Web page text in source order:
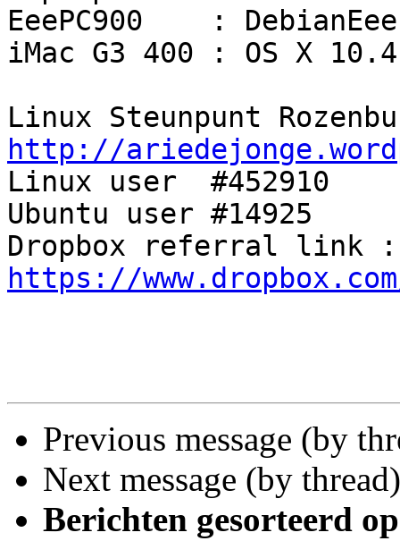
EeePC900    :
iMac G3 400 : OS X
http://
Linux user  #452910
Ubuntu user #14925
https://
Previous message (by
Next message (by
Berichten gesorteerd